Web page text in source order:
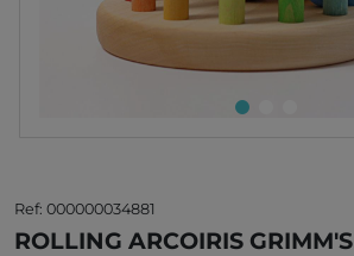
Ref: 000000034881
ROLLING ARCOIRIS GRIMM'S